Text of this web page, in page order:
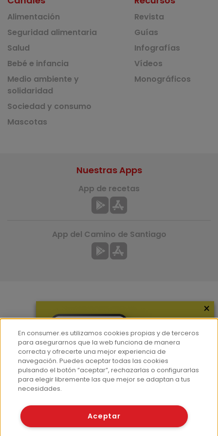
Alimentación
Seguridad alimentaria
Salud
Bebé e infancia
Medio ambiente y
solidaridad
Sociedad y consumo
Mascotas
Revista
Guías
Infografías
Vídeos
Monográficos
Hemeroteca
Contacto
Prensa
Corpus Lingüístico Consumer
Nuestras Apps
App de recetas
App del Camino de Santiago
© Fundación EROSKI
×
En consumer.es utilizamos cookies propias y de terceros
para asegurarnos que la web funciona de manera
correcta y ofrecerte una mejor experiencia de
navegación. Puedes aceptar todas las cookies
pulsando el botón “aceptar”, rechazarlas o configurarlas
para elegir libremente las que mejor se adaptan a tus
necesidades.
Aceptar